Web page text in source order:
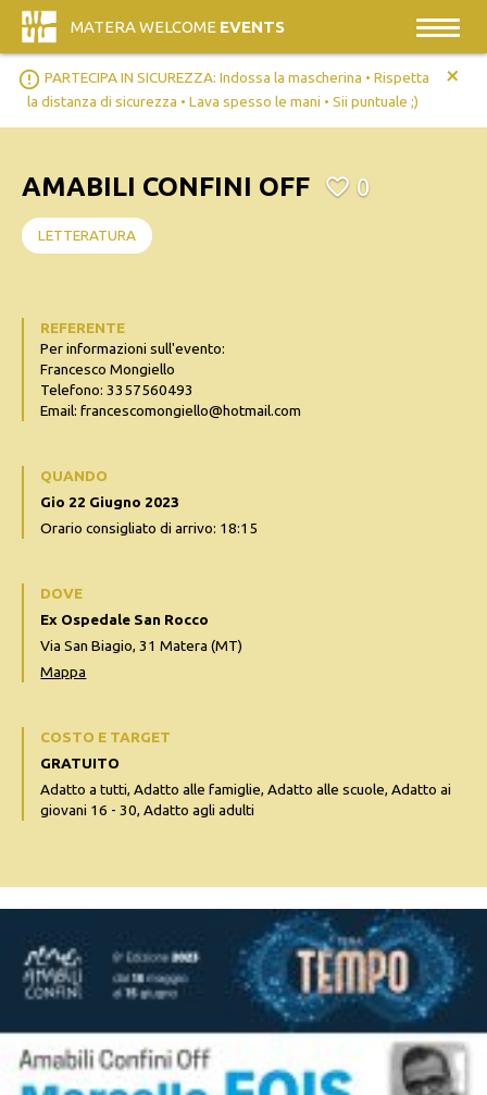
MATERA WELCOME EVENTS
error_outline PARTECIPA IN SICUREZZA: Indossa la mascherina • Rispetta
la distanza di sicurezza • Lava spesso le mani • Sii puntuale ;)
+
AMABILI CONFINI OFF 0
LETTERATURA
REFERENTE
Per informazioni sull'evento:
Francesco Mongiello
Telefono: 3357560493
Email: francescomongiello@hotmail.com
QUANDO
Gio 22 Giugno 2023
Orario consigliato di arrivo: 18:15
DOVE
Ex Ospedale San Rocco
Via San Biagio, 31 Matera (MT)
Mappa
COSTO E TARGET
GRATUITO
Adatto a tutti, Adatto alle famiglie, Adatto alle scuole, Adatto ai
giovani 16 - 30, Adatto agli adulti